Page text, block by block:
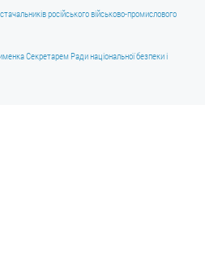
російського військово-промислового
Секретарем Ради національної безпеки і